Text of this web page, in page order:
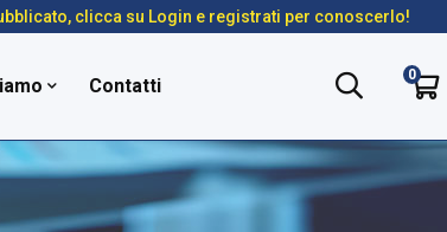
clicca su Login e registrati per conoscerlo!
Contatti 0